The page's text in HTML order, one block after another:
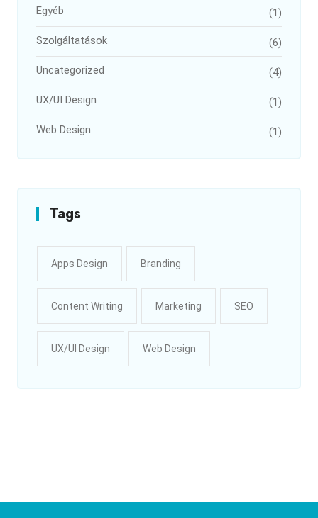
Egyéb (1)
Szolgáltatások (6)
Uncategorized (4)
UX/UI Design (1)
Web Design (1)
Tags
Apps Design Branding
Content Writing Marketing SEO
UX/UI Design Web Design